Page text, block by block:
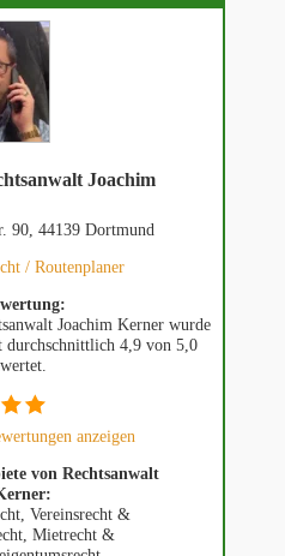
Joachim
90, 44139 Dortmund
/ Routenplaner
Joachim Kerner wurde
durchschnittlich 4,9 von 5,0
anzeigen
von Rechtsanwalt
Vereinsrecht &
Mietrecht &